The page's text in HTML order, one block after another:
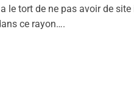
le tort de ne pas avoir de
ce rayon….